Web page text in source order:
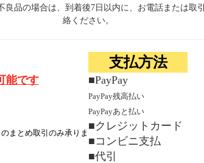
良品の場合は、到着後7日以内に、お電話または取
絡ください。
能です
まとめ取引のみ承りま
支払方法
■PayPay
PayPay残高払い
PayPayあと払い
■クレジットカード
■コンビニ支払
■代引